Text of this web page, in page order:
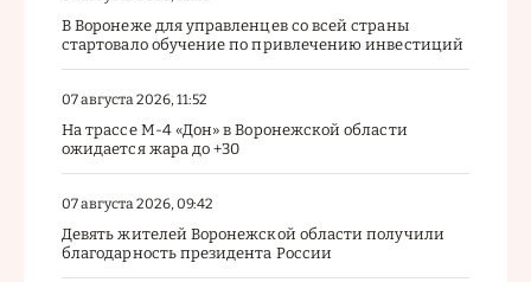
В Воронеже для управленцев со всей страны
стартовало обучение по привлечению инвестиций
07 августа 2026, 11:52
На трассе М-4 «Дон» в Воронежской области
ожидается жара до +30
07 августа 2026, 09:42
Девять жителей Воронежской области получили
благодарность президента России